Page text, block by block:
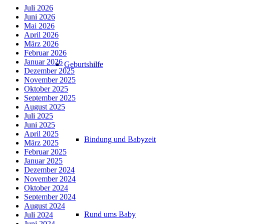
Geburtshilfe
Bindung und Babyzeit
Rund ums Baby
Juli 2026
Juni 2026
Mai 2026
April 2026
März 2026
Februar 2026
Januar 2026
Dezember 2025
November 2025
Oktober 2025
September 2025
August 2025
Juli 2025
Juni 2025
April 2025
März 2025
Februar 2025
Januar 2025
Dezember 2024
November 2024
Oktober 2024
September 2024
August 2024
Juli 2024